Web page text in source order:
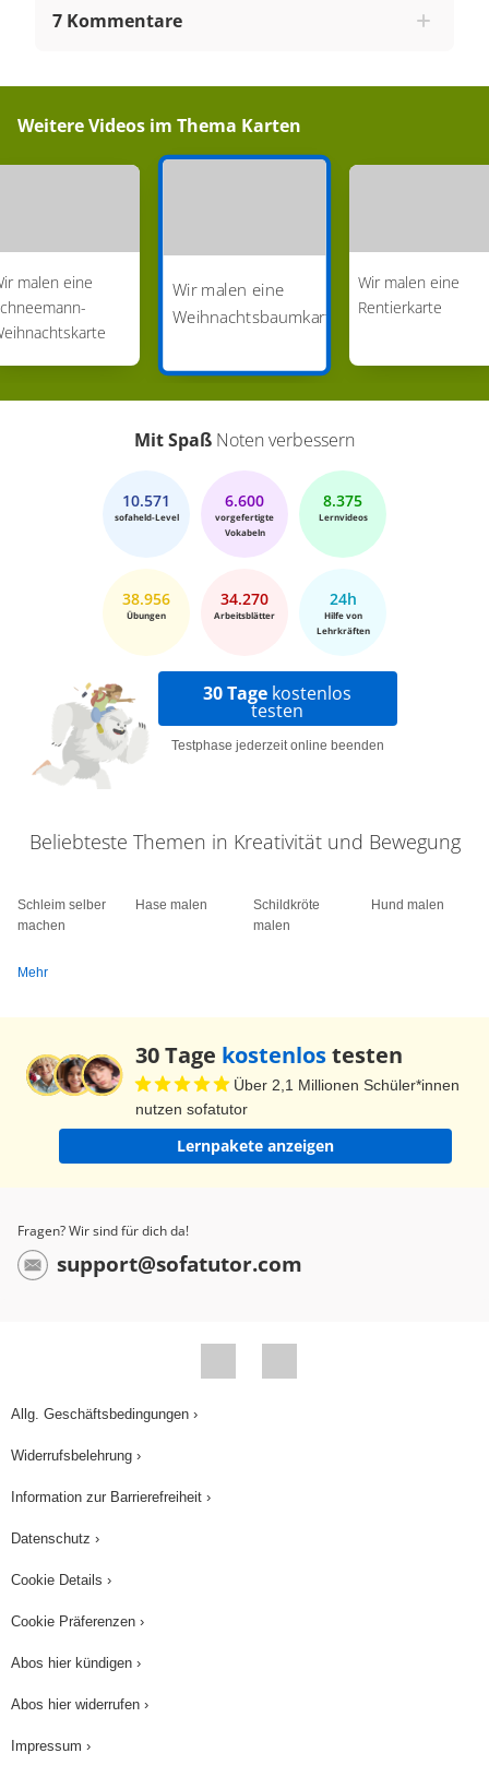
7 Kommentare
Weitere Videos im Thema Karten
malen eine
Wir malen eine
Weihnachtsbaumkarte
Wir malen eine
Rentierkarte
Mit Spaß Noten verbessern
10.571
sofaheld-Level
6.600
vorgefertigte
Vokabeln
8.375
Lernvideos
38.956
Übungen
34.270
Arbeitsblätter
24h
Hilfe von
Lehrkräften
30 Tage kostenlos
testen
Testphase jederzeit online beenden
Beliebteste Themen in Kreativität und Bewegung
Schleim selber
machen
Hase malen
Schildkröte
malen
Hund malen
Mehr
30 Tage kostenlostesten
Über 2,1 Millionen Schüler*innen
nutzen sofatutor
Lernpakete anzeigen
Fragen? Wir sind für dich da!
support@sofatutor.com
Allg. Geschäftsbedingungen ›
Widerrufsbelehrung ›
Information zur Barrierefreiheit ›
Datenschutz ›
Cookie Details ›
Cookie Präferenzen ›
Abos hier kündigen ›
Abos hier widerrufen ›
Impressum ›